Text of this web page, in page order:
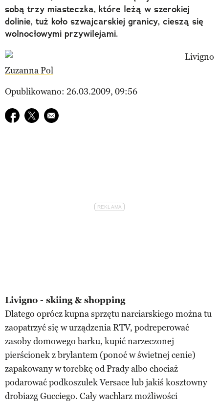
sobą trzy miasteczka, które leżą w szerokiej
dolinie, tuż koło szwajcarskiej granicy, cieszą się
wolnocłowymi przywilejami.
Zuzanna Pol
Opublikowano: 26.03.2009, 09:56
Udostępnij na facebook
Udostępnij na twitter
E-mail do przyjaciela
Livigno - skiing & shopping
Dlatego oprócz kupna sprzętu narciarskiego można tu
zaopatrzyć się w urządzenia RTV, podreperować
zasoby domowego barku, kupić narzeczonej
pierścionek z brylantem (ponoć w świetnej cenie)
zapakowany w torebkę od Prady albo chociaż
podarować podkoszulek Versace lub jakiś kosztowny
drobiazg Gucciego. Cały wachlarz możliwości